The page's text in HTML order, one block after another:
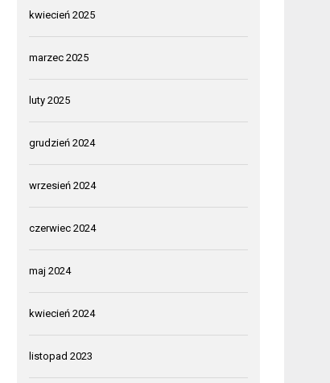
kwiecień 2025
marzec 2025
luty 2025
grudzień 2024
wrzesień 2024
czerwiec 2024
maj 2024
kwiecień 2024
listopad 2023